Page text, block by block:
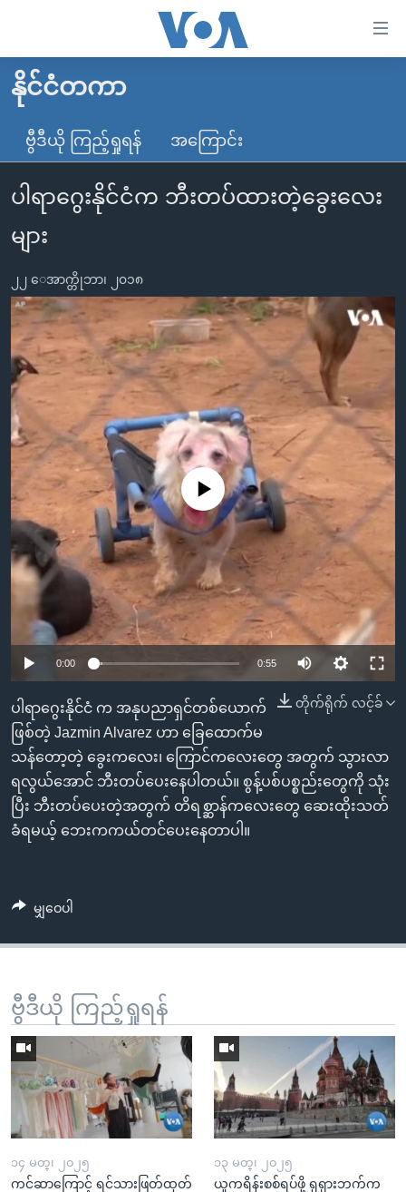
လွယ်ကူ
စေ
သည့်
Link
များ
ပင်မ
သို့
ကျော်
ကြည့်
ရန်
ပင်မ
ညွန်း
စာမျက်နှာ
ကျော်
ကြည့်
ရန်
ရှာဖွေ
နေရာ
ကျော်
ရန်
မူလစာမျက်နှာ
မြန်မာ
ကမ္ဘာ့သတင်းများ
နိုင်ငံတကာ
အစ္စရေး-ပါလက်စတိုင်း
ဗွီဒီယို
ရပ်ဝန်းတခု လမ်းတခု အလွန်
အင်္ဂလိပ်စာလေ့လာမယ်
အမေရိကန်သုံးအီဒီယံ
မကြေးမုံရဲ့ အင်္ဂလိပ်စာ
ရုပ်ရှင်ထဲက အင်္ဂလိပ်စာ
သုတပဒေသာ အင်္ဂလိပ်စာ
အပတ်စဉ်ကဏ္ဍများ
ရေဒီယို
ရေဒီယိုနှင့်ရုပ်သံ အချက်အလက်များ
ရေဒီယို/တီဗွီအစီအစဉ်
Learning English
ဗွီအိုအေ လူမှုကွန်ယက်များ
ဘာသာစကားများ
နိုင်ငံတကာ
ဗွီဒီယို ကြည့်ရှုရန် အကြောင်း
ပါရာဂွေးနိုင်ငံက ဘီးတပ်ထားတဲ့ခွေးလေး
များ
၂၂ ေအာက္တိုဘာ၊ ၂၀၁၈
No media source currently available
0:00 0:55
တိုက်ရိုက် လင့်ခ်
ပါရာဂွေးနိုင်ငံ က အနုပညာရှင်တစ်ယောက်
ဖြစ်တဲ့ Jazmin Alvarez ဟာ ခြေထောက်မ
သန်တော့တဲ့ ခွေးကလေး၊ ကြောင်ကလေးတွေ အတွက် သွားလာ
ရလွယ်အောင် ဘီးတပ်ပေးနေပါတယ်။ စွန့်ပစ်ပစ္စည်းတွေကို သုံး
ပြီး ဘီးတပ်ပေးတဲ့အတွက် တိရစ္ဆာန်ကလေးတွေ ဆေးထိုးသတ်
ခံရမယ့် ဘေးကကယ်တင်ပေးနေတာပါ။
မျှဝေပါ
ဗွီဒီယို ကြည့်ရှုရန်
၁၄ မတ္၊ ၂၀၂၅
ကင်ဆာကြောင့် ရင်သားဖြတ်ထုတ်
၁၃ မတ္၊ ၂၀၂၅
ယူကရိန်းစစ်ရပ်ဖို့ ရုရှားဘက်က